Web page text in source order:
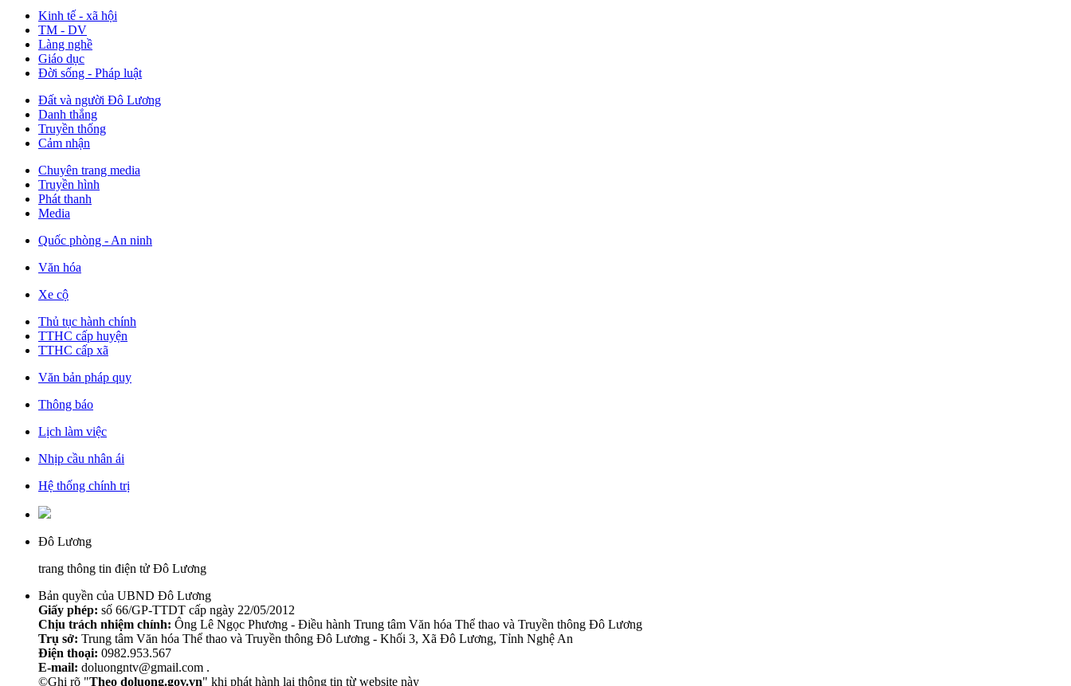
Kinh tế - xã hội
TM - DV
Làng nghề
Giáo dục
Đời sống - Pháp luật
Đất và người Đô Lương
Danh thắng
Truyền thống
Cảm nhận
Chuyên trang media
Truyền hình
Phát thanh
Media
Quốc phòng - An ninh
Văn hóa
Xe cộ
Thủ tục hành chính
TTHC cấp huyện
TTHC cấp xã
Văn bản pháp quy
Thông báo
Lịch làm việc
Nhịp cầu nhân ái
Hệ thống chính trị
Đô Lương
trang thông tin điện tử Đô Lương
Bản quyền của UBND Đô Lương
Giấy phép: số 66/GP-TTDT cấp ngày 22/05/2012
Chịu trách nhiệm chính: Ông Lê Ngọc Phương - Điều hành Trung tâm Văn hóa Thể thao và Truyền thông Đô Lương
Trụ sở: Trung tâm Văn hóa Thể thao và Truyền thông Đô Lương - Khối 3, Xã Đô Lương, Tỉnh Nghệ An
Điện thoại: 0982.953.567
E-mail: doluongntv@gmail.com .
©Ghi rõ "Theo doluong.gov.vn" khi phát hành lại thông tin từ website này